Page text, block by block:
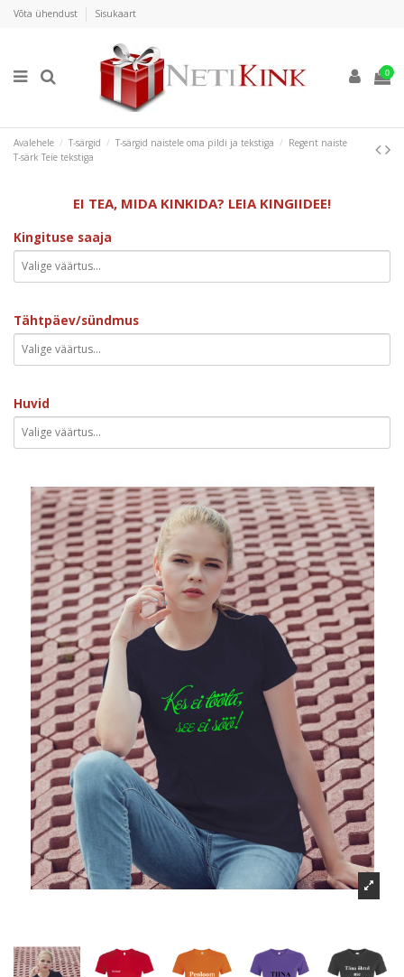
Võta ühendust Sisukaart
0
Avalehele T-särgid T-särgid naistele oma pildi ja tekstiga
Regent naiste
T-särk Teie tekstiga
EI TEA, MIDA KINKIDA? LEIA KINGIIDEE!
Kingituse saaja
Tähtpäev/sündmus
Huvid